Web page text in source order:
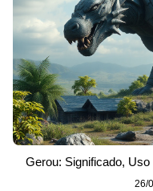
Gerou: Significado,
26/